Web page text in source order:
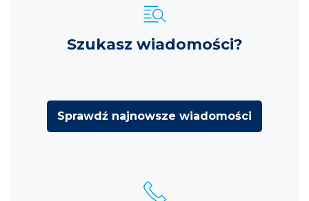
Szukasz wiadomości?
Sprawdź najnowsze wiadomości